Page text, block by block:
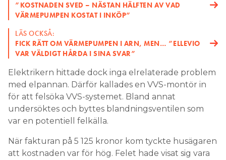
”KOSTNADEN SVED – NÄSTAN HÄLFTEN AV VAD
VÄRMEPUMPEN KOSTAT I INKÖP”
LÄS OCKSÅ:
FICK RÄTT OM VÄRMEPUMPEN I ARN, MEN… ”ELLEVIO
VAR VÄLDIGT HÅRDA I SINA SVAR”
Elektrikern hittade dock inga elrelaterade problem
med elpannan. Därför kallades en VVS-montör in
för att felsöka VVS-systemet. Bland annat
undersöktes och byttes blandningsventilen som
var en potentiell felkälla.
När fakturan på 5 125 kronor kom tyckte husägaren
att kostnaden var för hög. Felet hade visat sig vara